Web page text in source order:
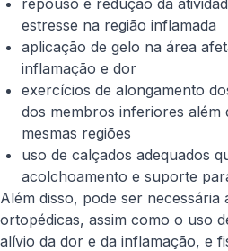
repouso e redução da
estresse na região inflamada
aplicação de gelo na área
inflamação e dor
exercícios de alongamento
dos membros inferiores além
mesmas regiões
uso de calçados adequados
acolchoamento e suporte
Além disso, pode ser necessária
ortopédicas, assim como o uso
alívio da dor e da inflamação, e